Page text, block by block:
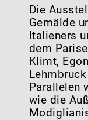
Die
Gemälde
Italieners
dem
Klimt,
Parallelen
wie die